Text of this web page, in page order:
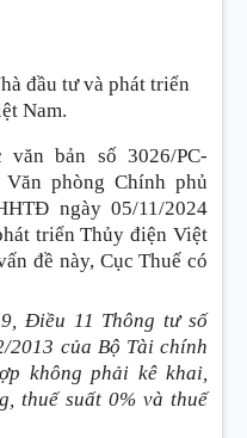
đầu tư và phát triển
Nam.
văn bản số 3026/PC-
Văn phòng Chính phủ
ngày 05/11/2024
triển Thủy điện Việt
đề này, Cục Thuế có
Điều 11 Thông tư số
2013 của Bộ Tài chính
không phải kê khai,
thuế suất 0% và thuế